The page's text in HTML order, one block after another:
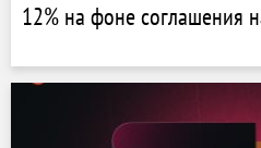
12% на фоне соглашения